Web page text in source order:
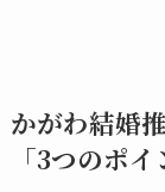
かがわ結婚
「3つのポイ